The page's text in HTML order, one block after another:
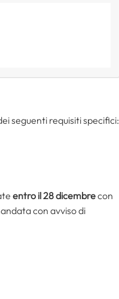
seguenti requisiti specifici:
entro il 28 dicembrecon
con avviso di